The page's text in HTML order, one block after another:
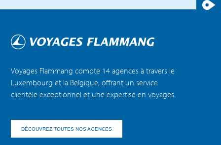
Voyages Flammang compte 14 agences à travers le
Luxembourg et la Belgique, offrant un service
clientèle exceptionnel et une expertise en voyages.
DÉCOUVREZ TOUTES NOS AGENCES